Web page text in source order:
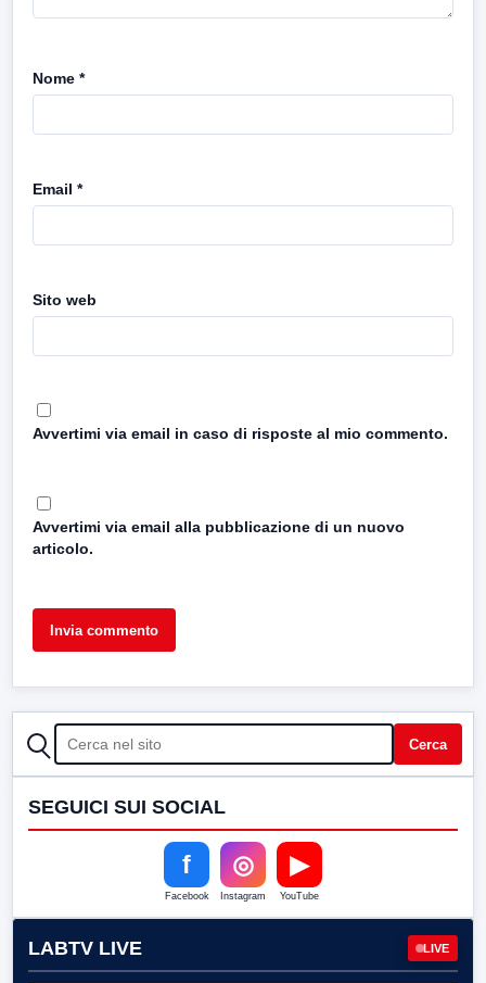
Nome *
Email *
Sito web
Avvertimi via email in caso di risposte al mio commento.
Avvertimi via email alla pubblicazione di un nuovo
articolo.
CERCA Cerca
SEGUICI SUI SOCIAL
f
Facebook
◎
Instagram
▶
YouTube
LABTV LIVE LIVE